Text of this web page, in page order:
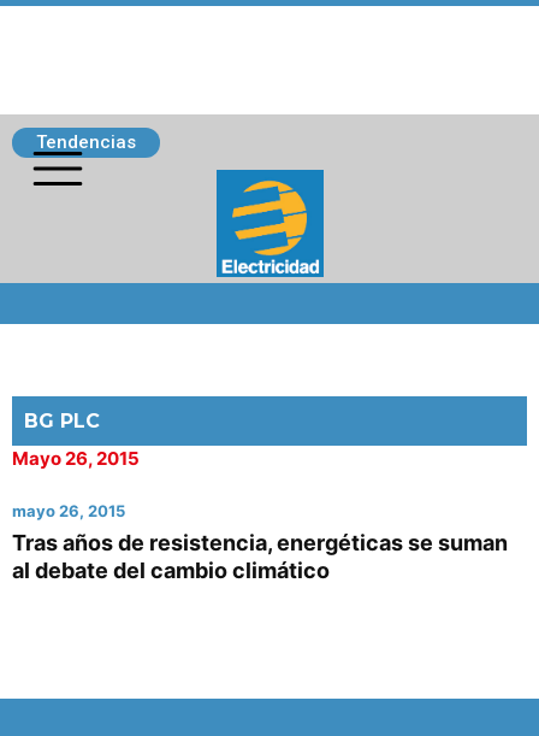
Tendencias
BG PLC
Mayo 26, 2015
mayo 26, 2015
Tras años de resistencia, energéticas se suman
al debate del cambio climático